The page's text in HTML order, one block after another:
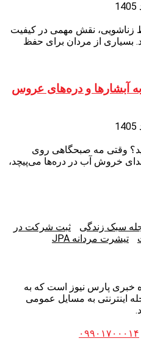
نقش مهمی در کیفیت
بسیاری از مردان برای حفظ
به آبشارها و دره‌های عروس
وقتی مه صبحگاهی روی
خروش آب در دره‌ها می‌پیچد،
سبک زندگی
ثبت شرکت در
تیشرت مردانه JPA
خبری پارس نیوز است که به
اینترنتی به مسايل عمومی
۰۹۹۰۱۷۰۰۰۱۴